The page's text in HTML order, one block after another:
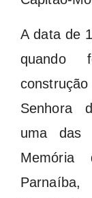
A data de
quando
Senhora
uma das
Memória